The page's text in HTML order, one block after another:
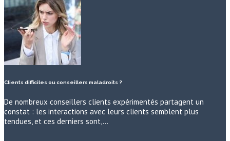
Clients difficiles ou conseillers maladroits ?
De nombreux conseillers clients expérimentés partagent un
constat : les interactions avec leurs clients semblent plus
tendues, et ces derniers sont,…